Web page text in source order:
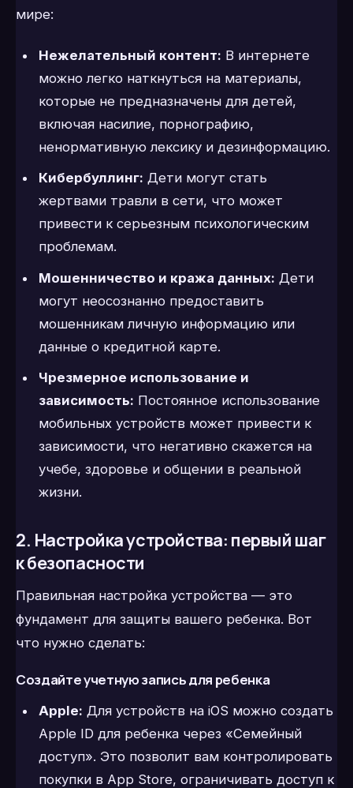
мире:
Нежелательный контент: В интернете
можно легко наткнуться на материалы,
которые не предназначены для детей,
включая насилие, порнографию,
ненормативную лексику и дезинформацию.
Кибербуллинг: Дети могут стать
жертвами травли в сети, что может
привести к серьезным психологическим
проблемам.
Мошенничество и кража данных: Дети
могут неосознанно предоставить
мошенникам личную информацию или
данные о кредитной карте.
Чрезмерное использование и
зависимость: Постоянное использование
мобильных устройств может привести к
зависимости, что негативно скажется на
учебе, здоровье и общении в реальной
жизни.
2. Настройка устройства: первый шаг
к безопасности
Правильная настройка устройства — это
фундамент для защиты вашего ребенка. Вот
что нужно сделать:
Создайте учетную запись для ребенка
Apple: Для устройств на iOS можно создать
Apple ID для ребенка через «Семейный
доступ». Это позволит вам контролировать
покупки в App Store, ограничивать доступ к